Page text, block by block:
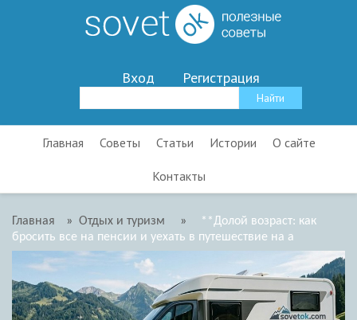
Вход Регистрация
Главная Советы Статьи Истории О сайте
Контакты
Главная » Отдых и туризм »
**Долой возраст: как
бросить все на пенсии и уехать в путешествие на а